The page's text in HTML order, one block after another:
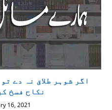
اگر شوہر طلاق نہ دے
نکاح فسخ
16, 2021